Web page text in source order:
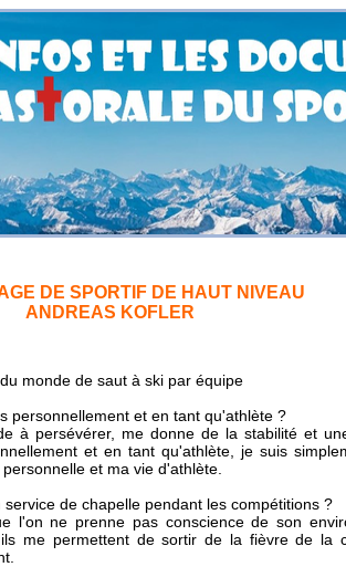
DE SPORTIF DE HAUT NIVEAU
ANDREAS KOFLER
monde de saut à ski par équipe
personnellement et en tant qu'athlète ?
à persévérer, me donne de la stabilité et
et en tant qu'athlète, je suis
et ma vie d'athlète.
de chapelle pendant les compétitions ?
l'on ne prenne pas conscience de son
me permettent de sortir de la fièvre de la